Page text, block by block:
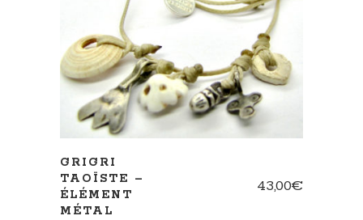
AJOUTER AU PANIER
GRIGRI
TAOÏSTE –
ÉLÉMENT
MÉTAL
43,00€